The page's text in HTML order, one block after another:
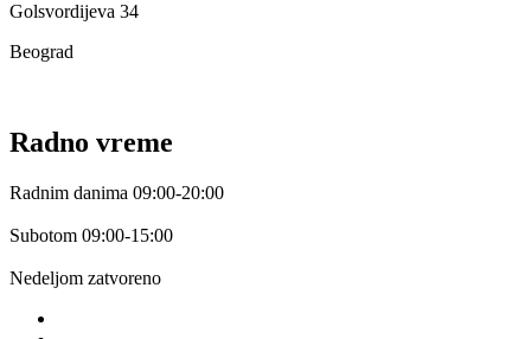
Golsvordijeva 34
Beograd
Radno vreme
Radnim danima 09:00-20:00
Subotom 09:00-15:00
Nedeljom zatvoreno